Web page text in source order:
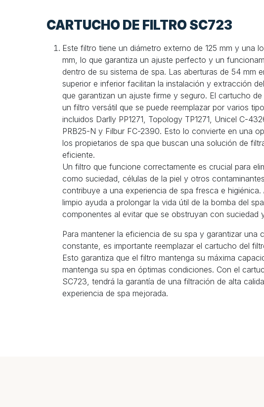
CARTUCHO DE FILTRO SC723
Este filtro tiene un diámetro externo de 125 mm y una
mm, lo que garantiza un ajuste perfecto y un
dentro de su sistema de spa. Las aberturas de 54 mm
superior e inferior facilitan la instalación y extracción
que garantizan un ajuste firme y seguro. El cartucho
un filtro versátil que se puede reemplazar por varios
incluidos Darlly PP1271, Topology TP1271, Unicel C-
PRB25-N y Filbur FC-2390. Esto lo convierte en una
los propietarios de spa que buscan una solución de
eficiente.
Un filtro que funcione correctamente es crucial para
como suciedad, células de la piel y otros
contribuye a una experiencia de spa fresca e higiénica.
limpio ayuda a prolongar la vida útil de la bomba del
componentes al evitar que se obstruyan con suciedad
Para mantener la eficiencia de su spa y garantizar una
constante, es importante reemplazar el cartucho del
Esto garantiza que el filtro mantenga su máxima
mantenga su spa en óptimas condiciones. Con el
SC723, tendrá la garantía de una filtración de alta
experiencia de spa mejorada.